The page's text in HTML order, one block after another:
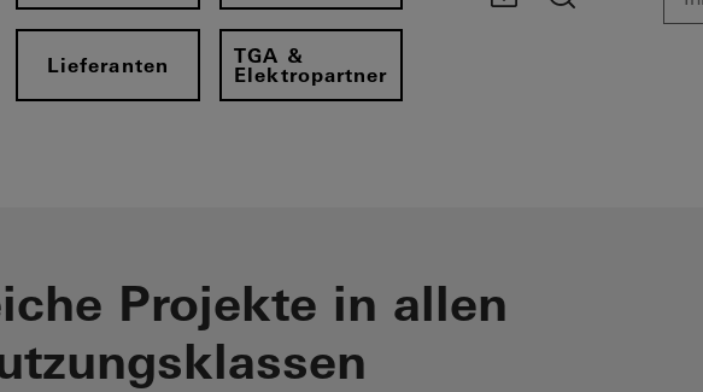
Lieferanten
TGA &
Elektropartner
Projekte in allen